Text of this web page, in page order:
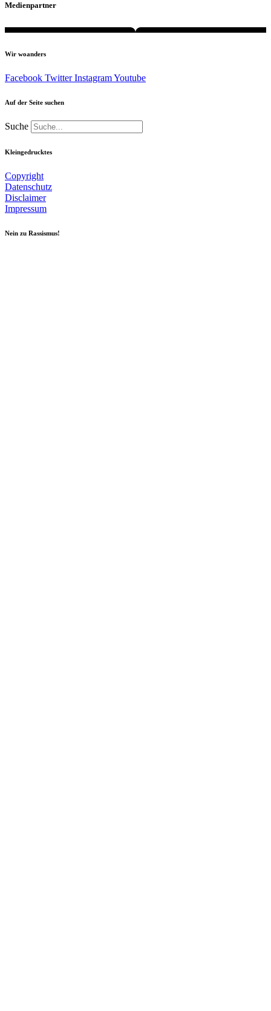
Medienpartner
Wir woanders
Facebook Twitter InstagramYoutube
Auf der Seite suchen
Suche
Kleingedrucktes
Copyright
Datenschutz
Disclaimer
Impressum
Nein zu Rassismus!